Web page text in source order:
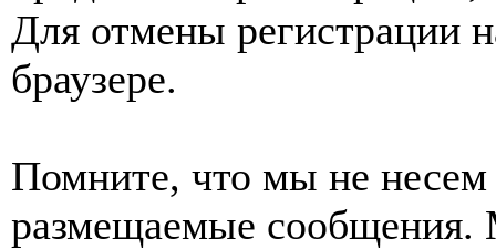
Для отмены регистрации
браузере.
Помните, что мы не несем
размещаемые сообщения.